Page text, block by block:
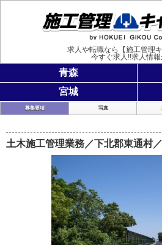
求人や転職なら【施工管理キ
今すぐ求人!!求人情
青森
宮城
募集要項 写真
土木施工管理業務／下北郡東通村